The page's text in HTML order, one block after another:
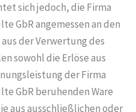
sich jedoch, die Firma
GbR angemessen an den
der Verwertung des
sowohl die Erlöse aus
der Firma
GbR beruhenden Ware
aus ausschließlichen oder